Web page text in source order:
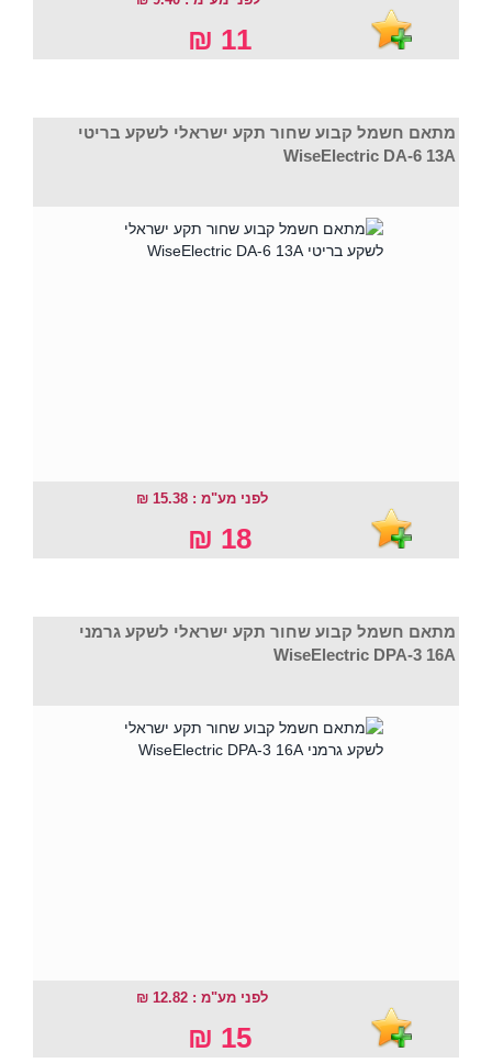
11 ₪
מתאם חשמל קבוע שחור תקע ישראלי לשקע בריטי
WiseElectric DA-6 13A
לפני מע"מ : 15.38 ₪
18 ₪
מתאם חשמל קבוע שחור תקע ישראלי לשקע גרמני
WiseElectric DPA-3 16A
לפני מע"מ : 12.82 ₪
15 ₪